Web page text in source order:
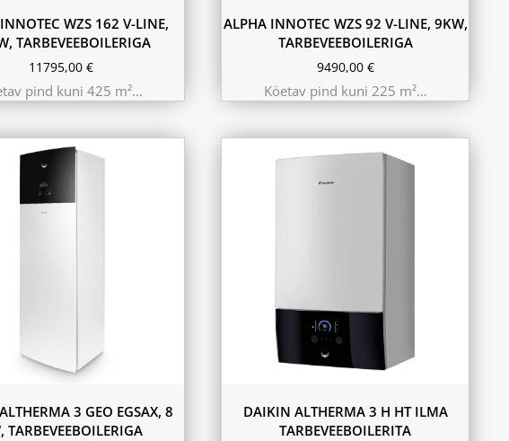
WZS 162 V-LINE,
TARBEVEEBOILERIGA
11795,00 €
pind kuni 425 m²…
ALPHA INNOTEC WZS 92 V-LINE, 9KW,
TARBEVEEBOILERIGA
9490,00 €
Köetav pind kuni 225 m²…
3 GEO EGSAX, 8
TARBEVEEBOILERIGA
11.6 kW 300m²
10.44 kW 260m²
9.75 kW 220m²
DAIKIN ALTHERMA 3 H HT ILMA
TARBEVEEBOILERITA